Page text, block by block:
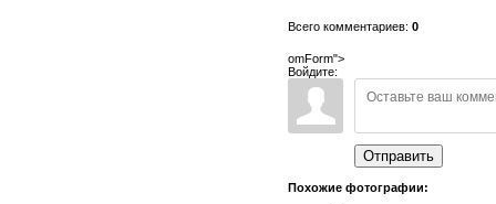
Всего комментариев: 0
omForm">
Войдите:
Отправить
Похожие фотографии: